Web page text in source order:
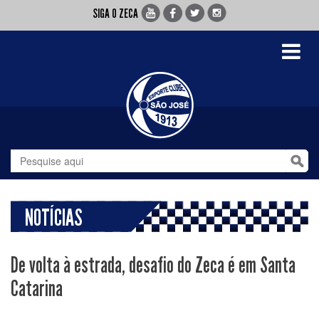
SIGA O ZECA
Toggle
NOTÍCIAS
De volta à estrada, desafio do Zeca é em Santa
Catarina